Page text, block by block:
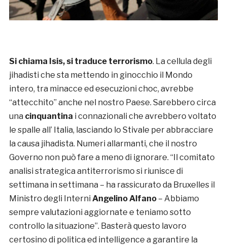
Si chiama Isis, si traduce terrorismo. La cellula degli
jihadisti che sta mettendo in ginocchio il Mondo
intero, tra minacce ed esecuzioni choc, avrebbe
“attecchito” anche nel nostro Paese. Sarebbero circa
una cinquantina i connazionali che avrebbero voltato
le spalle all’ Italia, lasciando lo Stivale per abbracciare
la causa jihadista. Numeri allarmanti, che il nostro
Governo non può fare a meno di ignorare. “Il comitato
analisi strategica antiterrorismo si riunisce di
settimana in settimana – ha rassicurato da Bruxelles il
Ministro degli Interni Angelino Alfano– Abbiamo
sempre valutazioni aggiornate e teniamo sotto
controllo la situazione”. Basterà questo lavoro
certosino di politica ed intelligence a garantire la